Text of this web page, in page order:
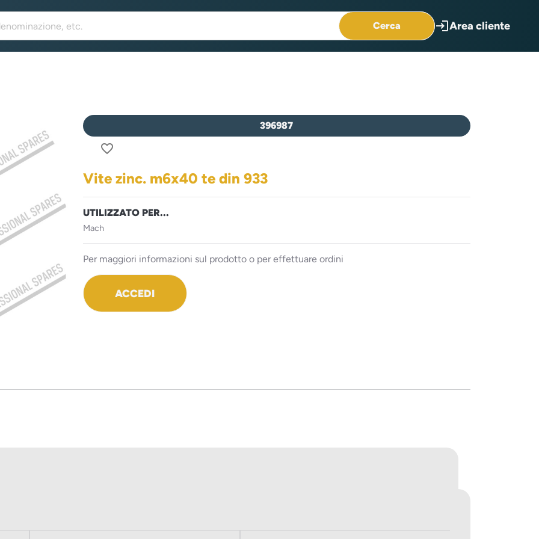
Cerca loginArea cliente
396987
favorite_border
Vite zinc. m6x40 te din 933
UTILIZZATO PER...
Mach
Per maggiori informazioni sul prodotto o per effettuare ordini
ACCEDI